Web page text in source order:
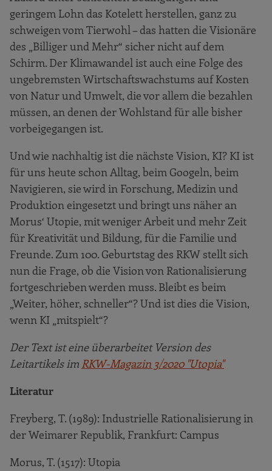
geringem Lohn das Kotelett herstellen, ganz zu
schweigen vom Tierwohl – das hatten die Visionäre
des „Billiger und Mehr“ sicher nicht auf dem
Schirm. Der Klimawandel ist auch eine Folge des
ungebremsten Wirtschaftswachstums auf Kosten
von Natur und Umwelt, die vor allem die bezahlen
müssen, an denen der Wohlstand für alle bisher
vorbeigegangen ist.
Und wie nachhaltig ist die nächste Vision, KI? KI ist
für uns heute schon Alltag, beim Googeln, beim
Navigieren, sie wird in Forschung, Medizin und
Produktion eingesetzt und bringt uns näher an
Morus‘ Utopie, mit weniger Arbeit und mehr Zeit
für Kreativität und Bildung, für die Familie und
Freunde. Zum 100. Geburtstag des RKW stellt sich
nun die Frage, ob die Vision von Rationalisierung
fortgeschrieben werden muss. Bleibt es beim
„Weiter, höher, schneller“? Und ist dies die Vision,
wenn KI „mitspielt“?
Der Text ist eine überarbeitet Version des
Leitartikels im RKW-Magazin 3/2020 "Utopia"
Literatur
Freyberg, T. (1989): Industrielle Rationalisierung in
der Weimarer Republik, Frankfurt: Campus
Morus, T. (1517): Utopia